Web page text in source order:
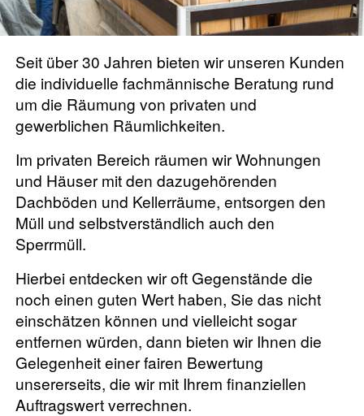
Seit über 30 Jahren bieten wir unseren Kunden
die individuelle fachmännische Beratung rund
um die Räumung von privaten und
gewerblichen Räumlichkeiten.
Im privaten Bereich räumen wir Wohnungen
und Häuser mit den dazugehörenden
Dachböden und Kellerräume, entsorgen den
Müll und selbstverständlich auch den
Sperrmüll.
Hierbei entdecken wir oft Gegenstände die
noch einen guten Wert haben, Sie das nicht
einschätzen können und vielleicht sogar
entfernen würden, dann bieten wir Ihnen die
Gelegenheit einer fairen Bewertung
unsererseits, die wir mit Ihrem finanziellen
Auftragswert verrechnen.